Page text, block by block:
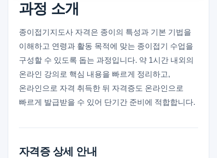
과정 소개
종이접기지도사 자격은 종이의 특성과 기본 기법을
이해하고 연령과 활동 목적에 맞는 종이접기 수업을
구성할 수 있도록 돕는 과정입니다. 약 1시간 내외의
온라인 강의로 핵심 내용을 빠르게 정리하고,
온라인으로 자격 취득한 뒤 자격증도 온라인으로
빠르게 발급받을 수 있어 단기간 준비에 적합합니다.
자격증 상세 안내